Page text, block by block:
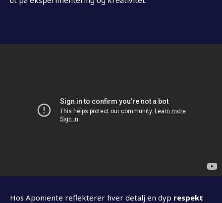
Hos Aponiente reflekterer hver detalj en dyp respekt